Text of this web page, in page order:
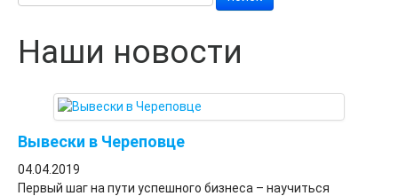
Наши новости
Вывески в Череповце
04.04.2019
Первый шаг на пути успешного бизнеса – научиться